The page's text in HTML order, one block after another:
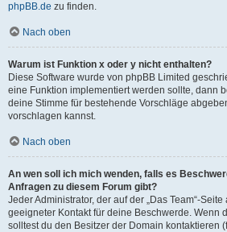
phpBB.de zu finden.
Nach oben
Warum ist Funktion x oder y nicht enthalten?
Diese Software wurde von phpBB Limited
eine Funktion implementiert werden sollte, dann
deine Stimme für bestehende Vorschläge
vorschlagen kannst.
Nach oben
An wen soll ich mich wenden, falls es
Anfragen zu diesem Forum gibt?
Jeder Administrator, der auf der „Das Team“-
geeigneter Kontakt für deine Beschwerde. Wenn
solltest du den Besitzer der Domain kontaktieren